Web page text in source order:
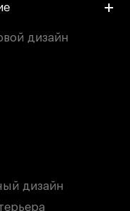
дизайн
дизайн